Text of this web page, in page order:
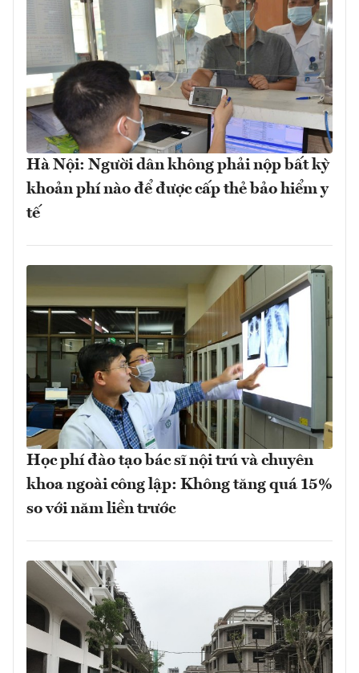
Hà Nội: Người dân không phải nộp bất kỳ
khoản phí nào để được cấp thẻ bảo hiểm y
tế
Học phí đào tạo bác sĩ nội trú và chuyên
khoa ngoài công lập: Không tăng quá 15%
so với năm liền trước